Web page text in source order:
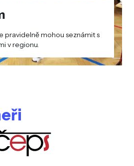
pravidelně mohou seznámit s
v regionu.